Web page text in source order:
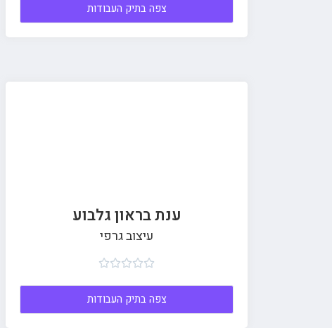
צפה בתיק העבודות
ענת בראון גלבוע
עיצוב גרפי





צפה בתיק העבודות